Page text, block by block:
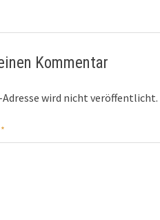
Kommentar
Adresse wird nicht veröffentlicht.
*